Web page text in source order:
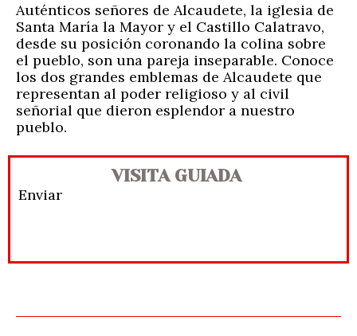
Auténticos señores de Alcaudete, la iglesia de
Santa María la Mayor y el Castillo Calatravo,
desde su posición coronando la colina sobre
el pueblo, son una pareja inseparable. Conoce
los dos grandes emblemas de Alcaudete que
representan al poder religioso y al civil
señorial que dieron esplendor a nuestro
pueblo.
VISITA GUIADA
Enviar